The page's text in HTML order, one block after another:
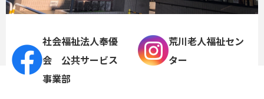
社会福祉法人奉優
会 公共サービス
事業部
荒川老人福祉セン
ター